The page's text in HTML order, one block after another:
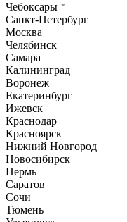
Чебоксары
Санкт-Петербург
Москва
Челябинск
Самара
Калининград
Воронеж
Екатеринбург
Ижевск
Краснодар
Красноярск
Нижний Новгород
Новосибирск
Пермь
Саратов
Сочи
Тюмень